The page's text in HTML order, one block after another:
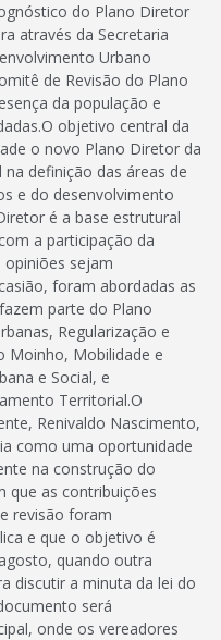
do Plano Diretor
através da Secretaria
Urbano
de Revisão do Plano
da população e
objetivo central da
o novo Plano Diretor da
definição das áreas de
e do desenvolvimento
é a base estrutural
a participação da
opiniões sejam
foram abordadas as
parte do Plano
Regularização e
Moinho, Mobilidade e
e Social, e
Territorial.O
Renivaldo Nascimento,
como uma oportunidade
na construção do
que as contribuições
revisão foram
e que o objetivo é
quando outra
discutir a minuta da lei do
será
onde os vereadores